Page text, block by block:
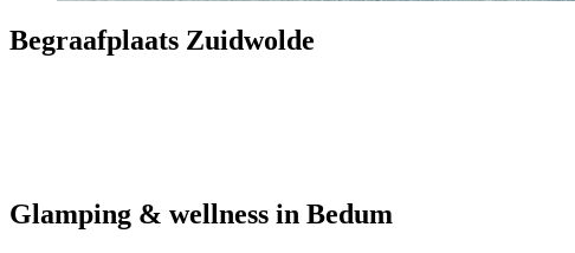
Begraafplaats Zuidwolde
Glamping & wellness in Bedum